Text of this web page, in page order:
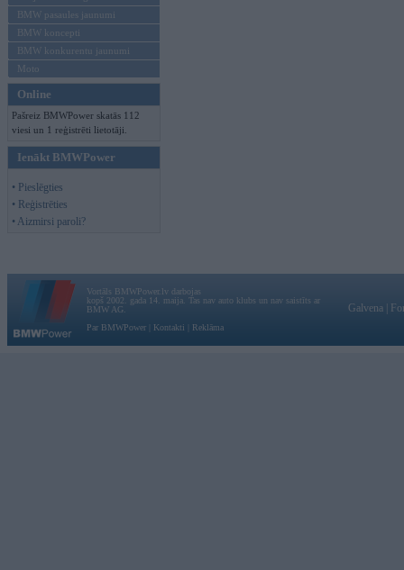
BMW pasaules jaunumi
BMW koncepti
BMW konkurentu jaunumi
Moto
Online
Pašreiz BMWPower skatās 112
viesi un 1 reģistrēti lietotāji.
Ienākt BMWPower
• Pieslēgties
• Reģistrēties
• Aizmirsi paroli?
Vortāls BMWPower.lv darbojas
kopš 2002. gada 14. maija. Tas nav auto klubs un nav saistīts ar
BMW AG.
Par BMWPower
Kontakti Reklāma
Galvena